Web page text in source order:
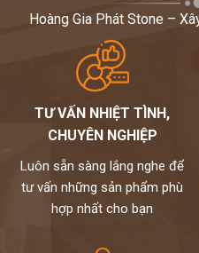
Hoàng Gia Phát Stone –
TƯ VẤN NHIỆT TÌNH,
CHUYÊN NGHIỆP
Luôn sẵn sàng lắng nghe để
tư vấn những sản phẩm phù
hợp nhất cho bạn